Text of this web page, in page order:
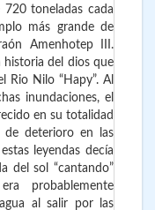
720 toneladas cada
más grande de
Amenhotep III.
historia del dios que
Rio Nilo “Hapy”. Al
inundaciones, el
en su totalidad
de deterioro en las
leyendas decía
del sol “cantando”
probablemente
al salir por las